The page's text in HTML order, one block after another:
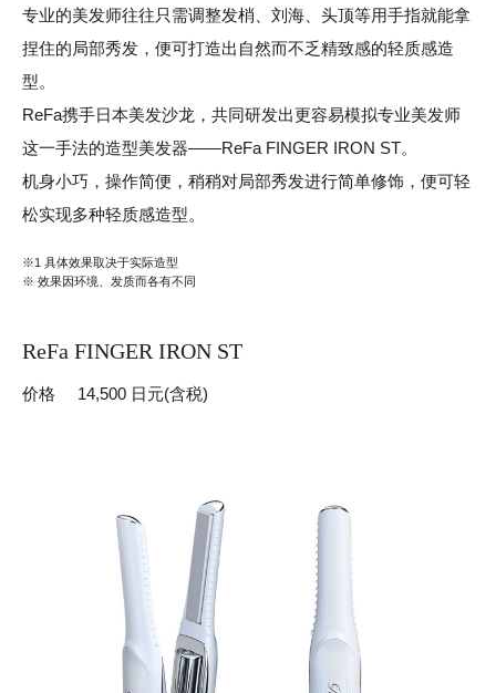
专业的美发师往往只需调整发梢、刘海、头顶等用手指就能拿
捏住的局部秀发，便可打造出自然而不乏精致感的轻质感造
型。
ReFa携手日本美发沙龙，共同研发出更容易模拟专业美发师
这一手法的造型美发器——ReFa FINGER IRON ST。
机身小巧，操作简便，稍稍对局部秀发进行简单修饰，便可轻
松实现多种轻质感造型。
※1 具体效果取决于实际造型
※ 效果因环境、发质而各有不同
ReFa FINGER IRON ST
价格 14,500 日元(含税)